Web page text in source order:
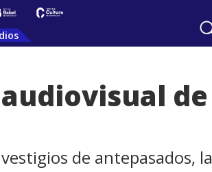
de
de antepasados, la